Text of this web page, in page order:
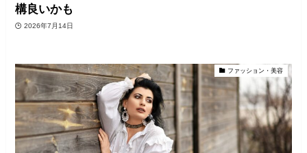
構良いかも
2026年7月14日
ファッション・美容